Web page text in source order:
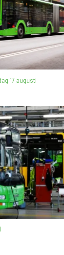
17 augusti